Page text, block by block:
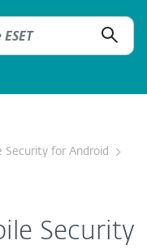
Security for Android
Security